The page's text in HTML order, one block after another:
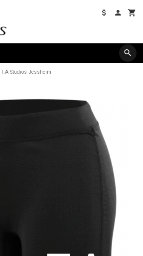
T.A Studios Jessheim